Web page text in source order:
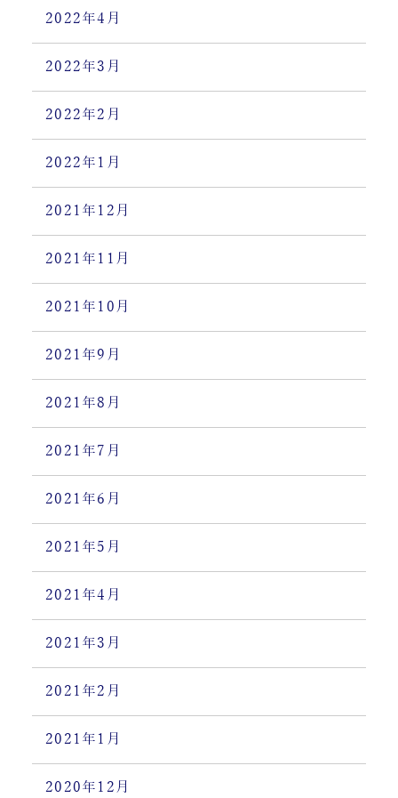
2022年4月
2022年3月
2022年2月
2022年1月
2021年12月
2021年11月
2021年10月
2021年9月
2021年8月
2021年7月
2021年6月
2021年5月
2021年4月
2021年3月
2021年2月
2021年1月
2020年12月